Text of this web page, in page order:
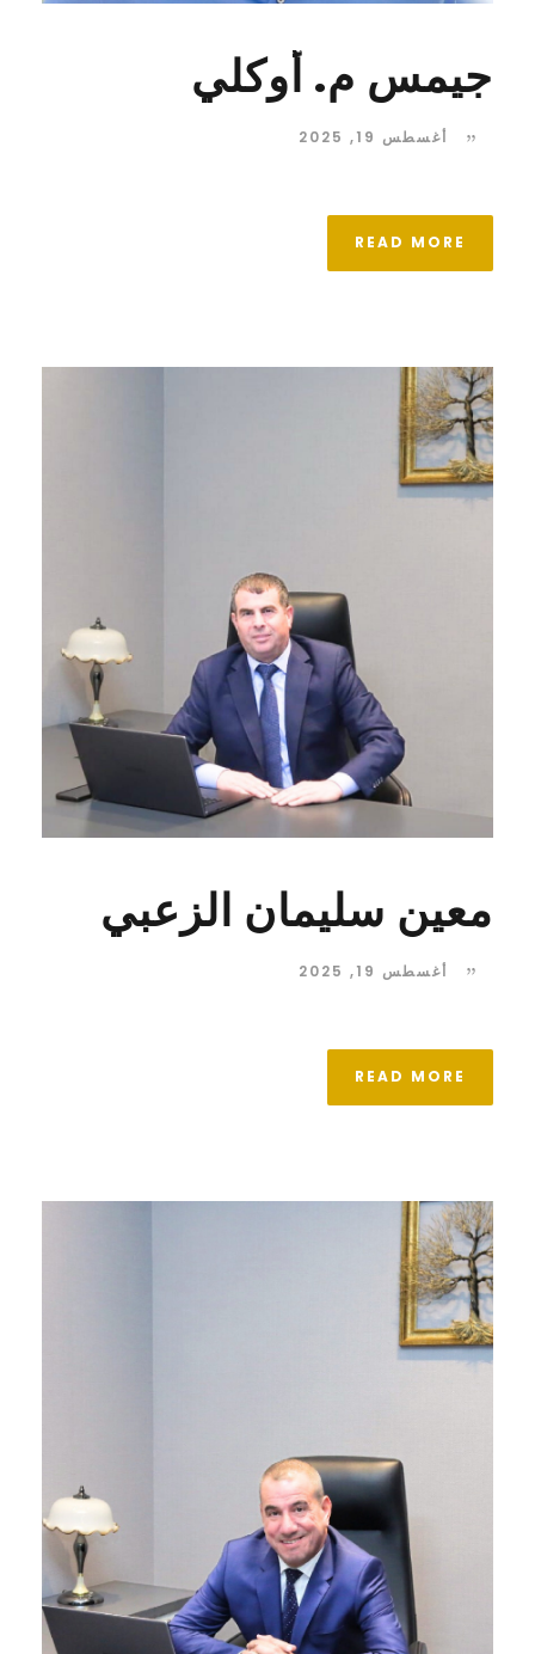
جيمس م. أوكلي
أغسطس 19, 2025
READ MORE
معين سليمان الزعبي
أغسطس 19, 2025
READ MORE